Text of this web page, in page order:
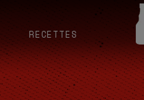
RECETTES